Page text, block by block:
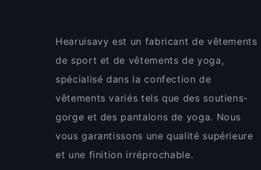
Hearuisavy est un fabricant de vêtements
de sport et de vêtements de yoga,
spécialisé dans la confection de
vêtements variés tels que des soutiens-
gorge et des pantalons de yoga. Nous
vous garantissons une qualité supérieure
et une finition irréprochable.